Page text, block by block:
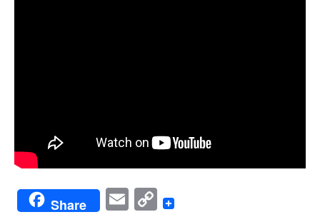
Share EmailCopy